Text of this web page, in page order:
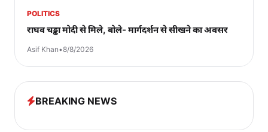
POLITICS
राघव चड्ढा मोदी से मिले, बोले- मार्गदर्शन से सीखने का अवसर
Asif Khan•8/8/2026
BREAKING NEWS